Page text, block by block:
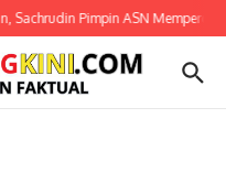
Sachrudin Pimpin ASN